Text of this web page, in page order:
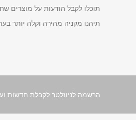
תוכלו לקבל הודעות על מוצרים
תיהנו מקניה מהירה וקלה יותר
הרשמה לניוזלטר לקבלת חדשות